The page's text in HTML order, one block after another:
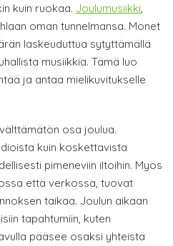
kuin ruokaa. Joulumusiikki,
oman tunnelmansa. Monet
laskeuduttua sytyttämällä
musiikkia. Tämä luo
ja antaa mielikuvitukselle
osa joulua.
kuin koskettavista
pimeneviin iltoihin. Myös
että verkossa, tuovat
taikaa. Joulun aikaan
tapahtumiin, kuten
pääsee osaksi yhteistä